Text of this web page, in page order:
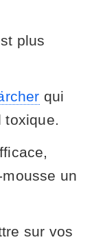
plus
qui
toxique.
un
sur vos